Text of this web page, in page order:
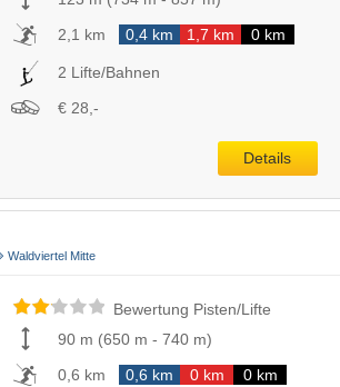
2,1 km
0,4 km 1,7 km 0 km
2 Lifte/Bahnen
€ 28,-
Details
Waldviertel Mitte
Bewertung Pisten/Lifte
90 m (650 m - 740 m)
0,6 km
0,6 km 0 km 0 km